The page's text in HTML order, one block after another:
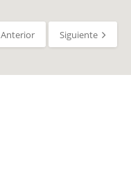
Anterior Siguiente